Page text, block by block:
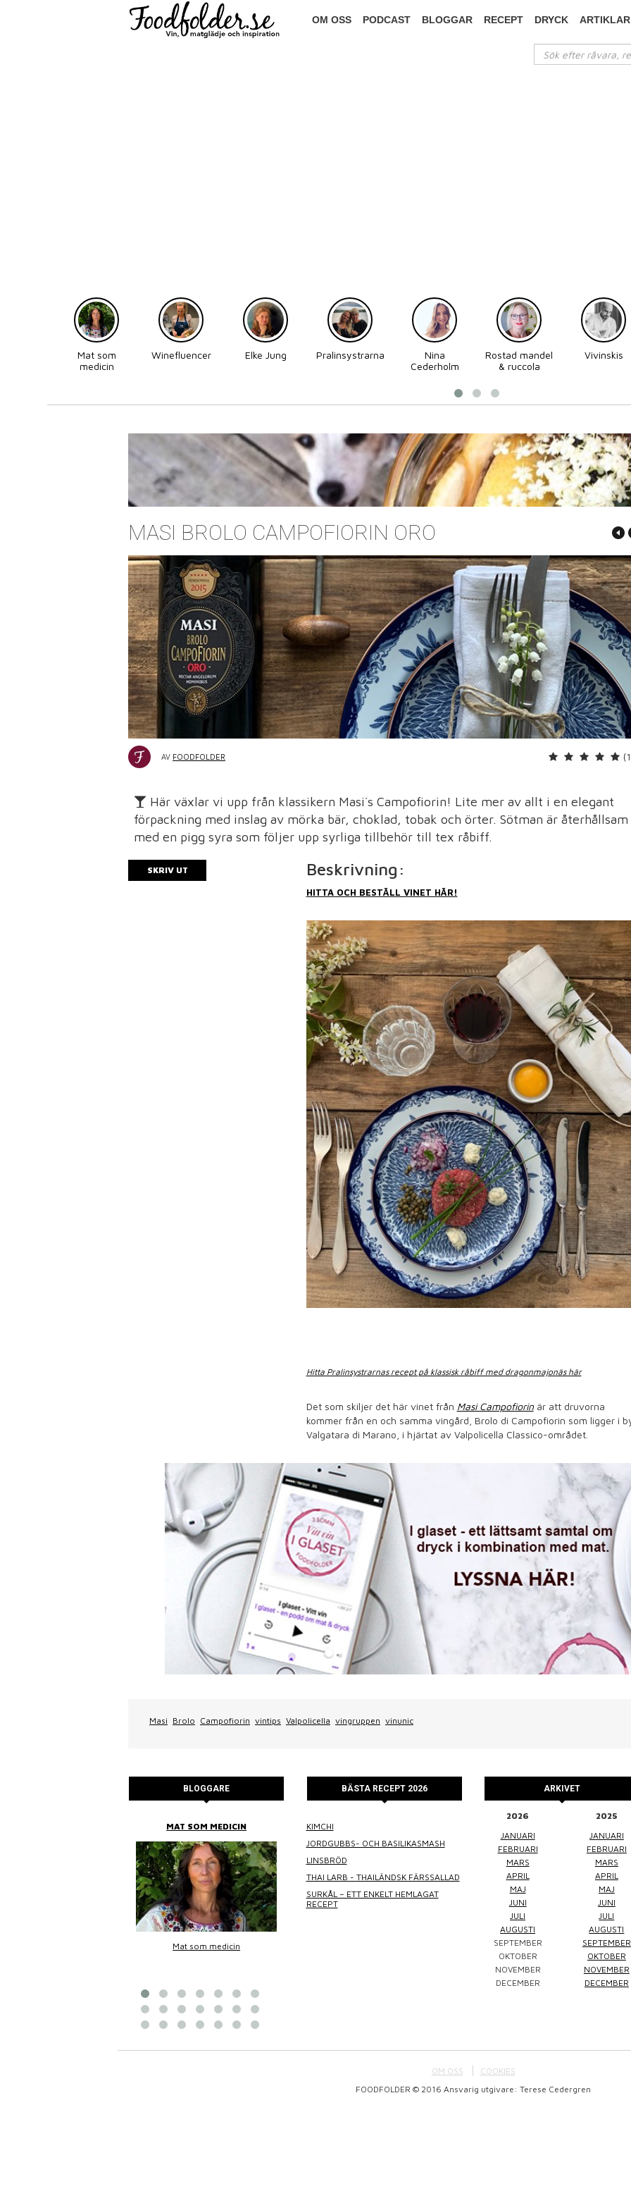
OM OSS PODCAST BLOGGAR RECEPT DRYCK ARTIKLAR
Mat som
medicin
Winefluencer Elke Jung Pralinsystrarna
Nina
Cederholm
Rostad mandel
& ruccola
Vivinskis
MASI BROLO CAMPOFIORIN ORO
AV FOODFOLDER
Här växlar vi upp från klassikern Masi´s Campofiorin! Lite mer av allt i en elegant
förpackning med inslag av mörka bär, choklad, tobak och örter. Sötman är återhållsam
med en pigg syra som följer upp syrliga tillbehör till tex råbiff.
SKRIV UT Beskrivning:
HITTA OCH BESTÄLL VINET HÄR!
Hitta Pralinsystrarnas recept på klassisk råbiff med dragonmajonäs här
Det som skiljer det här vinet från Masi Campofiorinär att druvorna
kommer från en och samma vingård, Brolo di Campofiorin som ligger i
Valgatara di Marano, i hjärtat av Valpolicella Classico-området.
Masi Brolo Campofiorin vintips Valpolicella vingruppen vinunic
BLOGGARE
MAT SOM MEDICIN
Mat som medicin
WINEFLUENCER
Elke Jung
BÄSTA RECEPT 2026
KIMCHI
JORDGUBBS- OCH BASILIKASMASH
LINSBRÖD
THAI LARB - THAILÄNDSK FÄRSSALLAD
SURKÅL – ETT ENKELT HEMLAGAT
RECEPT
ARKIVET
2026
JANUARI
FEBRUARI
MARS
APRIL
MAJ
JUNI
JULI
AUGUSTI
SEPTEMBER
OKTOBER
NOVEMBER
DECEMBER
2025
JANUARI
FEBRUARI
MARS
APRIL
MAJ
JUNI
JULI
AUGUSTI
SEPTEMBER
OKTOBER
NOVEMBER
DECEMBER
OM OSS
COOKIES
FOODFOLDER © 2016 Ansvarig utgivare: Terese Cedergren